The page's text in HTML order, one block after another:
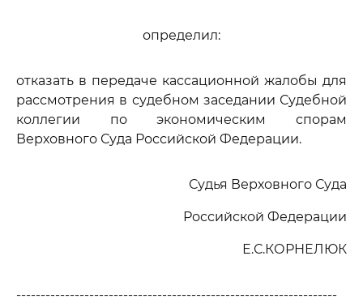
определил:
отказать в передаче кассационной жалобы для
рассмотрения в судебном заседании Судебной
коллегии по экономическим спорам
Верховного Суда Российской Федерации.
Судья Верховного Суда
Российской Федерации
Е.С.КОРНЕЛЮК
------------------------------------------------------------------